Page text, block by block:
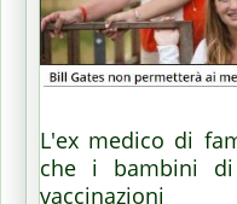
L'ex medico di
che i bambini
vaccinazioni